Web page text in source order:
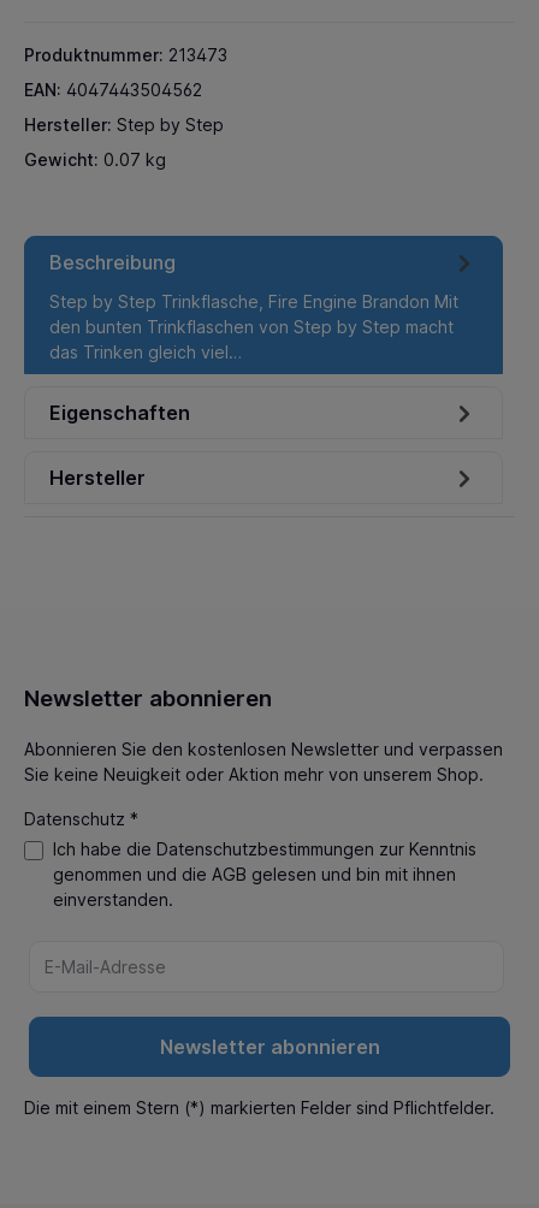
Produktnummer: 213473
EAN: 4047443504562
Hersteller: Step by Step
Gewicht: 0.07 kg
Beschreibung
Step by Step Trinkflasche, Fire Engine Brandon Mit
den bunten Trinkflaschen von Step by Step macht
das Trinken gleich viel…
Eigenschaften
Hersteller
Newsletter abonnieren
Abonnieren Sie den kostenlosen Newsletter und verpassen
Sie keine Neuigkeit oder Aktion mehr von unserem Shop.
Datenschutz *
Ich habe die Datenschutzbestimmungen zur Kenntnis
genommen und die AGB gelesen und bin mit ihnen
einverstanden.
Newsletter abonnieren
Die mit einem Stern (*) markierten Felder sind Pflichtfelder.